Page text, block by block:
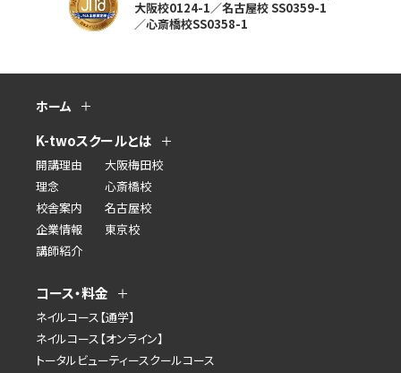
大阪校0124-1／名古屋校 SS0359-1
／心斎橋校SS0358-1
ホーム
K-twoスクールとは
開講理由
理念
校舎案内
企業情報
講師紹介
大阪梅田校
心斎橋校
名古屋校
東京校
コース・料金
ネイルコース【通学】
ネイルコース【オンライン】
トータルビューティースクールコース